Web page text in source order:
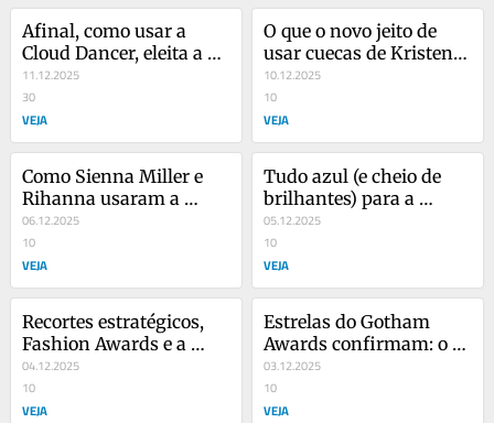
Afinal, como usar a
Cloud Dancer, eleita a
cor de 2026?
11.12.2025
30
VEJA
O que o novo jeito de
usar cuecas de Kristen
Stewart ensina sobre
estilo?
10.12.2025
10
VEJA
Como Sienna Miller e
Rihanna usaram a
moda para anunciar
gravidez?
06.12.2025
10
VEJA
Tudo azul (e cheio de
brilhantes) para a
princesa Kate
Middleton
05.12.2025
10
VEJA
Recortes estratégicos,
Fashion Awards e a
pergunta: até onde
ousar?
04.12.2025
10
VEJA
Estrelas do Gotham
Awards confirmam: o
slipdress vai dominar as
festas…
03.12.2025
10
VEJA